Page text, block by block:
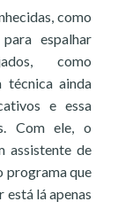
como
espalhar
como
técnica ainda
e essa
Com ele, o
assistente de
programa que
lá apenas